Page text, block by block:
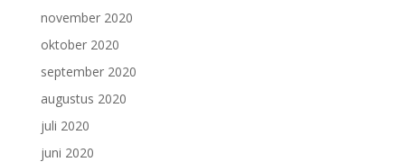
november 2020
oktober 2020
september 2020
augustus 2020
juli 2020
juni 2020